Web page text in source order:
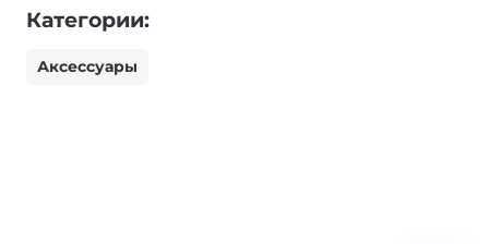
Категории:
Аксессуары